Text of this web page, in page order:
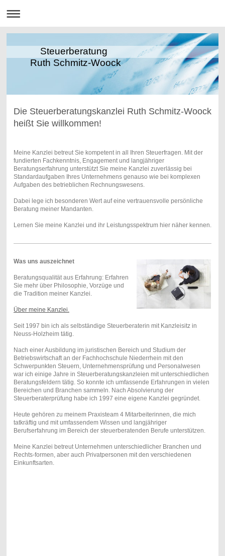
Steuerberatung
Ruth Schmitz-Woock
Die Steuerberatungskanzlei Ruth Schmitz-Woock
heißt Sie willkommen!
Meine Kanzlei betreut Sie kompetent in all Ihren Steuerfragen. Mit der
fundierten Fachkenntnis, Engagement und langjähriger
Beratungserfahrung unterstützt Sie meine Kanzlei zuverlässig bei
Standardaufgaben Ihres Unternehmens genauso wie bei komplexen
Aufgaben des betrieblichen Rechnungswesens.
Dabei lege ich besonderen Wert auf eine vertrauensvolle persönliche
Beratung meiner Mandanten.
Lernen Sie meine Kanzlei und ihr Leistungsspektrum hier näher kennen.
Was uns auszeichnet
Beratungsqualität aus Erfahrung: Erfahren
Sie mehr über Philosophie, Vorzüge und
die Tradition meiner Kanzlei.
Über meine Kanzlei.
Seit 1997 bin ich als selbständige Steuerberaterin mit Kanzleisitz in
Neuss-Holzheim tätig.
Nach einer Ausbildung im juristischen Bereich und Studium der
Betriebswirtschaft an der Fachhochschule Niederrhein mit den
Schwerpunkten Steuern, Unternehmensprüfung und Personalwesen
war ich einige Jahre in Steuerberatungskanzleien mit unterschiedlichen
Beratungsfeldern tätig. So konnte ich umfassende Erfahrungen in vielen
Bereichen und Branchen sammeln. Nach Absolvierung der
Steuerberaterprüfung habe ich 1997 eine eigene Kanzlei gegründet.
Heute gehören zu meinem Praxisteam 4 Mitarbeiterinnen, die mich
tatkräftig und mit umfassendem Wissen und langjähriger
Berufserfahrung im Bereich der steuerberatenden Berufe unterstützen.
Meine Kanzlei betreut Unternehmen unterschiedlicher Branchen und
Rechts-formen, aber auch Privatpersonen mit den verschiedenen
Einkunftsarten.